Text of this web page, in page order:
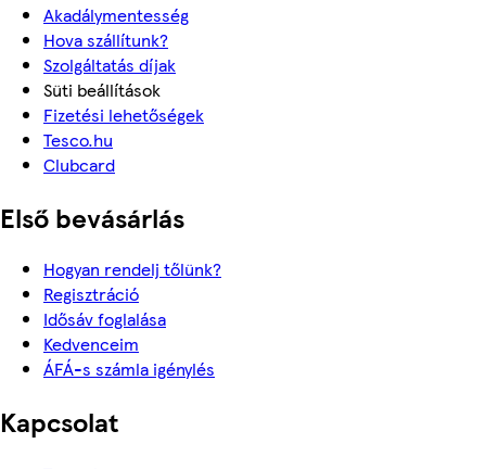
Akadálymentesség
Hova szállítunk?
Szolgáltatás díjak
Süti beállítások
Fizetési lehetőségek
Tesco.hu
Clubcard
Első bevásárlás
Hogyan rendelj tőlünk?
Regisztráció
Idősáv foglalása
Kedvenceim
ÁFÁ-s számla igénylés
Kapcsolat